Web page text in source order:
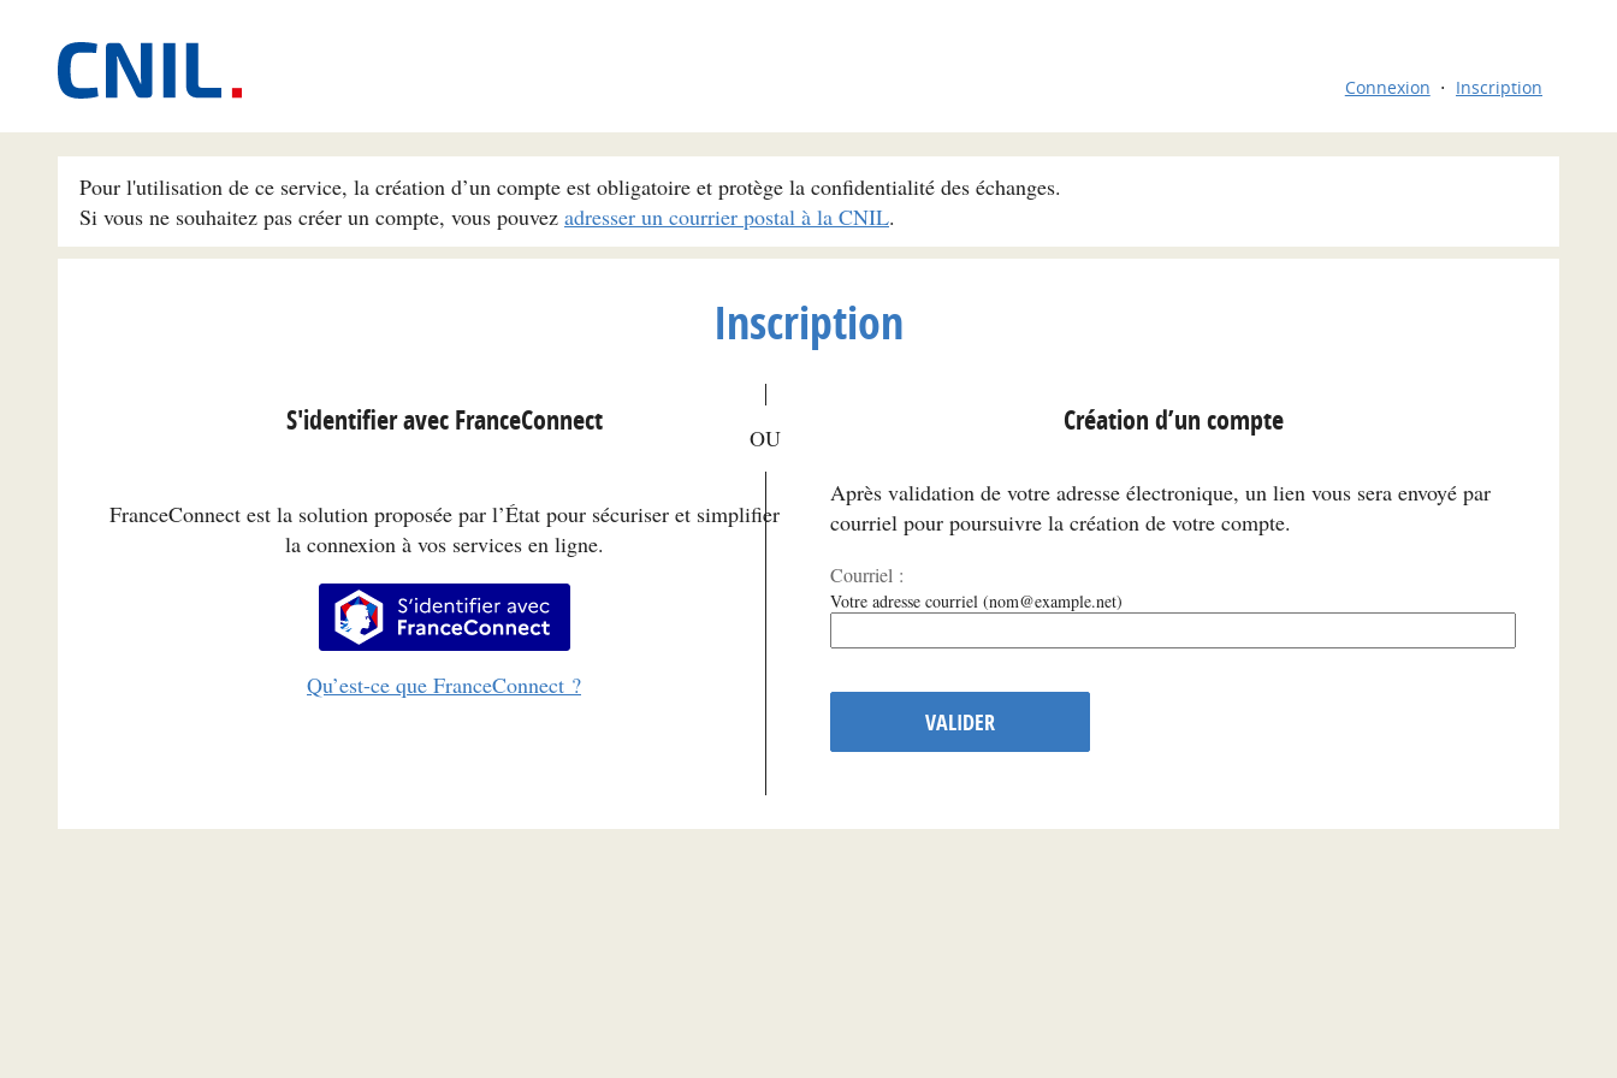
Connexion Inscription
Pour l'utilisation de ce service, la création d’un compte est obligatoire et protège la confidentialité des échanges.
Si vous ne souhaitez pas créer un compte, vous pouvez adresser un courrier postal à la CNIL.
Inscription
S'identifier avec FranceConnect
FranceConnect est la solution proposée par l’État pour sécuriser et simplifier
la connexion à vos services en ligne.
S’identifier avec FranceConnect
Qu’est-ce que FranceConnect ?
Création d’un compte
Après validation de votre adresse électronique, un lien vous sera envoyé par
courriel pour poursuivre la création de votre compte.
Courriel :
Votre adresse courriel (nom@example.net)
VALIDER